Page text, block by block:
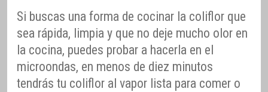
Si buscas una forma de cocinar la coliflor que
sea rápida, limpia y que no deje mucho olor en
la cocina, puedes probar a hacerla en el
microondas, en menos de diez minutos
tendrás tu coliflor al vapor lista para comer o